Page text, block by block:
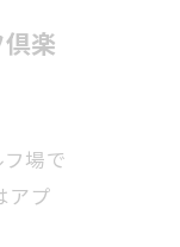
楽
場で
アプ